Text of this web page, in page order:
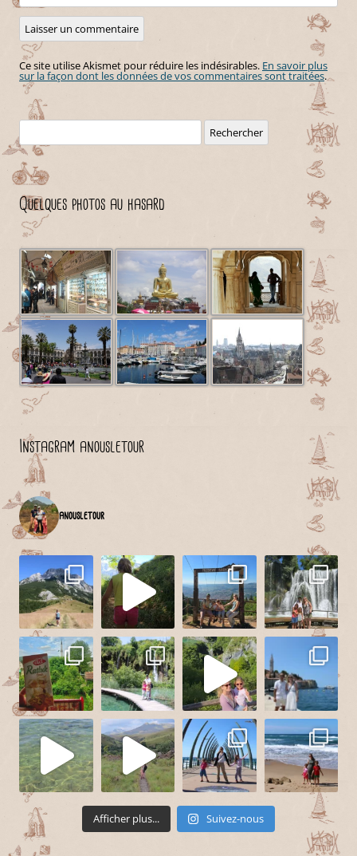
Ce site utilise Akismet pour réduire les indésirables. En savoir plus
sur la façon dont les données de vos commentaires sont traitées.
Quelques photos au hasard
Instagram anousletour
anousletour
Afficher plus... Suivez-nous